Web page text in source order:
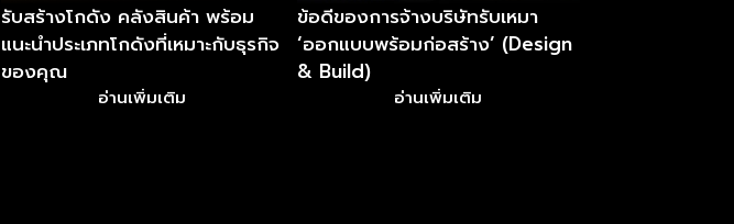
รับสร้างโกดัง คลังสินค้า พร้อม
แนะนำประเภทโกดังที่เหมาะกับธุรกิจ
ของคุณ
อ่านเพิ่มเติม
ข้อดีของการจ้างบริษัทรับเหมา
‘ออกแบบพร้อมก่อสร้าง’ (Design
& Build)
อ่านเพิ่มเติม